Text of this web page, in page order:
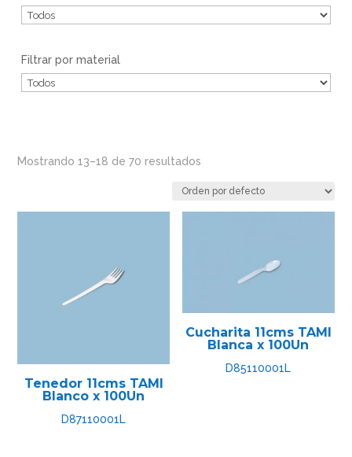
Filtrar por material
Mostrando 13–18 de 70 resultados
Tenedor 11cms TAMI
Blanco x 100Un
D87110001L
Cucharita 11cms TAMI
Blanca x 100Un
D85110001L